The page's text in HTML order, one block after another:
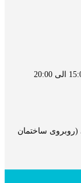
(روبروی ساختمان